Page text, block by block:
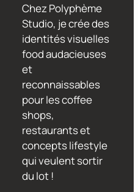
Chez Polyphème
Studio, je crée des
identités visuelles
food audacieuses
et
reconnaissables
pour les coffee
shops,
restaurants et
concepts lifestyle
qui veulent sortir
du lot !